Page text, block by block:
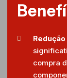
compra